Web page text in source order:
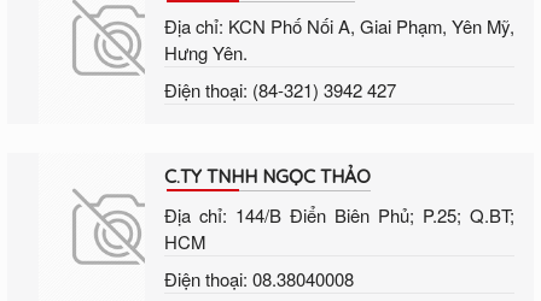
Địa chỉ: KCN Phố Nối A, Giai Phạm, Yên Mỹ,
Hưng Yên.
Điện thoại: (84-321) 3942 427
C.TY TNHH NGỌC THẢO
Địa chỉ: 144/B Điển Biên Phủ; P.25; Q.BT;
HCM
Điện thoại: 08.38040008